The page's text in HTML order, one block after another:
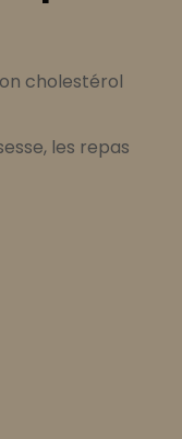
cholestérol
les repas